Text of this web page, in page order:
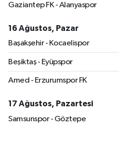
Gaziantep FK - Alanyaspor
16 Ağustos, Pazar
Başakşehir - Kocaelispor
Beşiktaş - Eyüpspor
Amed - Erzurumspor FK
17 Ağustos, Pazartesi
Samsunspor - Göztepe